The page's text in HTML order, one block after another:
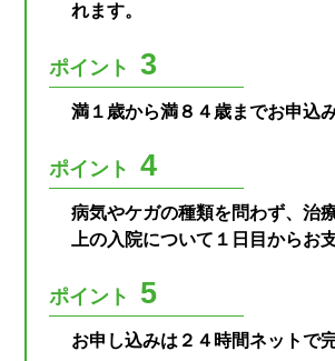
れます。
ポイント 3
満１歳から満８４歳までお申込
ポイント 4
病気やケガの種類を問わず、治
上の入院について１日目からお
ポイント 5
お申し込みは２４時間ネットで完